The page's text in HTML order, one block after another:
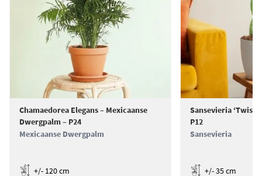
Chamaedorea Elegans – Mexicaanse
Dwergpalm – P24
Mexicaanse Dwergpalm
+/- 120 cm
Sansevieria
P12
Sansevieria
+/- 35 cm